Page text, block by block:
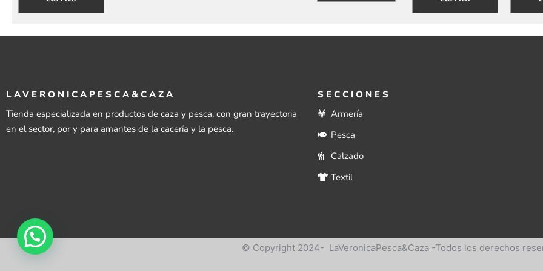
LAVERONICAPESCA&CAZA
Tienda especializada en productos de caza y pesca, con gran trayectoria
en el sector, por y para amantes de la cacería y la pesca.
SECCIONES
Armería
Pesca
Calzado
Textil
© Copyright 2024- LaVeronicaPesca&Caza -Todos los derechos
© Copyright 2024- LaVeronicaPesca&Caza -Todos los derechos